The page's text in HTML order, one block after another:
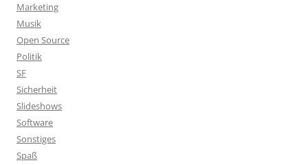
Marketing
Musik
Open Source
Politik
SF
Sicherheit
Slideshows
Software
Sonstiges
Spaß